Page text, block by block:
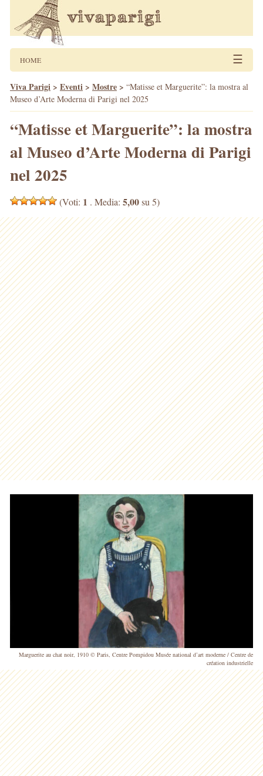
HOME ☰
Viva Parigi > Eventi > Mostre > “Matisse et Marguerite”: la mostra al
Museo d’Arte Moderna di Parigi nel 2025
“Matisse et Marguerite”: la mostra
al Museo d’Arte Moderna di Parigi
nel 2025
(Voti: 1 . Media: 5,00su 5)
Marguerite au chat noir, 1910 © Paris, Centre Pompidou Musée national d’art moderne / Centre de
création industrielle